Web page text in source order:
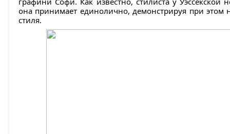
она принимает единолично, демонстрируя при этом
стиля.